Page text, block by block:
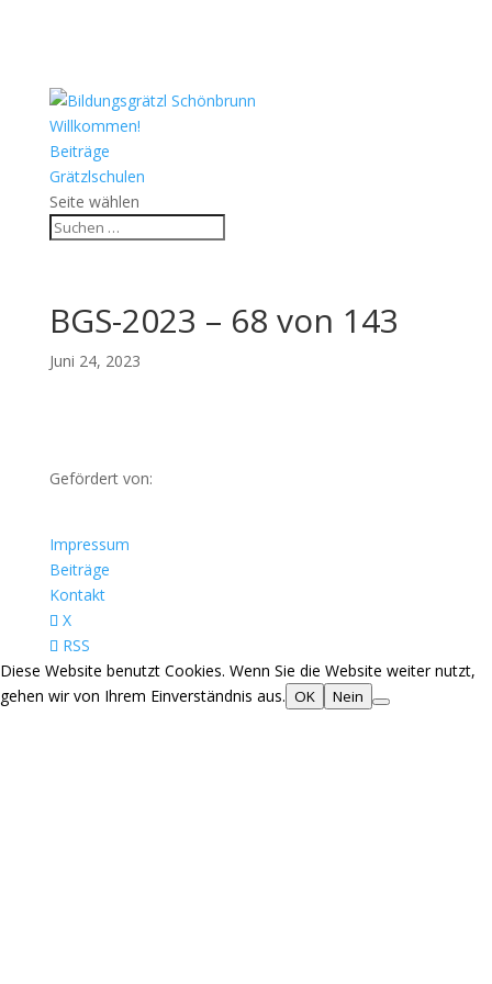
Willkommen!
Beiträge
Grätzlschulen
Seite wählen
BGS-2023 – 68 von 143
Juni 24, 2023
Gefördert von:
Impressum
Beiträge
Kontakt
X
RSS
Diese Website benutzt Cookies. Wenn Sie die Website weiter nutzt,
gehen wir von Ihrem Einverständnis aus. OK Nein